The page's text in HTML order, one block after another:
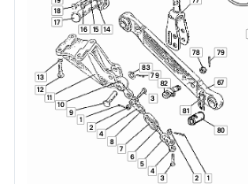
1
1
2
2
3
3
4
4
5
6
7
8
9
10
11
12
13
14
15
16
17
18
67
78 79
79
80
81
82
83